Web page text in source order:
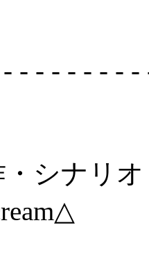
- - - - - - -
・シナリ